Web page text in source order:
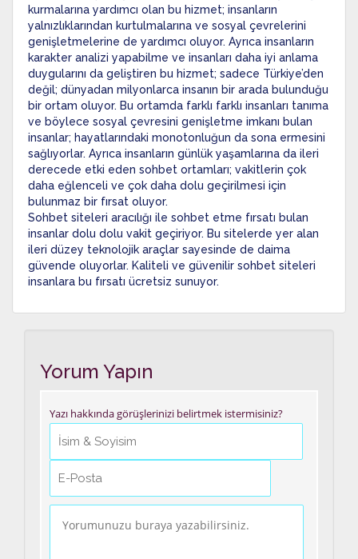
kurmalarına yardımcı olan bu hizmet; insanların
yalnızlıklarından kurtulmalarına ve sosyal çevrelerini
genişletmelerine de yardımcı oluyor. Ayrıca insanların
karakter analizi yapabilme ve insanları daha iyi anlama
duygularını da geliştiren bu hizmet; sadece Türkiye’den
değil; dünyadan milyonlarca insanın bir arada bulunduğu
bir ortam oluyor. Bu ortamda farklı farklı insanları tanıma
ve böylece sosyal çevresini genişletme imkanı bulan
insanlar; hayatlarındaki monotonluğun da sona ermesini
sağlıyorlar. Ayrıca insanların günlük yaşamlarına da ileri
derecede etki eden sohbet ortamları; vakitlerin çok
daha eğlenceli ve çok daha dolu geçirilmesi için
bulunmaz bir fırsat oluyor.
Sohbet siteleri aracılığı ile sohbet etme fırsatı bulan
insanlar dolu dolu vakit geçiriyor. Bu sitelerde yer alan
ileri düzey teknolojik araçlar sayesinde de daima
güvende oluyorlar. Kaliteli ve güvenilir sohbet siteleri
insanlara bu fırsatı ücretsiz sunuyor.
Yorum Yapın
Yazı hakkında görüşlerinizi belirtmek istermisiniz?